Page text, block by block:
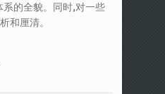
系的全貌。同时,对一些
和厘清。
论中色法的研究比较